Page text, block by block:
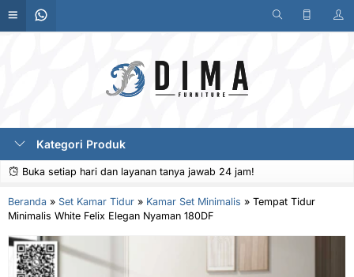
Kategori Produk
Buka setiap hari dan layanan tanya jawab 24 jam!
Beranda » Set Kamar Tidur » Kamar Set Minimalis » Tempat Tidur
Minimalis White Felix Elegan Nyaman 180DF